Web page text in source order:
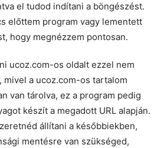
el tudod indítani a böngészést.
előttem program vagy lementett
hogy megnézzem pontosan.
ucoz.com-os oldalt ezzel nem
mivel a ucoz.com-os tartalom
van tárolva, ez a program pedig
készít a megadott URL alapján.
állítani a későbbiekben,
mentésre van szükséged,